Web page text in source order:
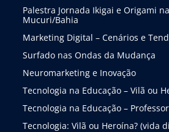
Palestra Jornada Ikigai e Origami
Mucuri/Bahia
Marketing Digital – Cenários e
Surfado nas Ondas da Mudança
Neuromarketing e Inovação
Tecnologia na Educação – Vilã ou
Tecnologia na Educação –
Tecnologia: Vilã ou Heroína? (vida